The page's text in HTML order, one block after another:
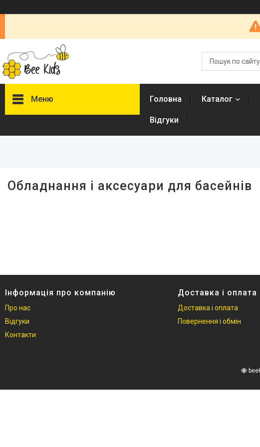
Меню
Повернення і обмін
Головна Каталог
Відгуки
Обладнання і аксесуари для басейнів
Інформація про компанію
Про нас
Відгуки
Контакти
Доставка і оплата
Доставка і оплата
Повернення і обмін